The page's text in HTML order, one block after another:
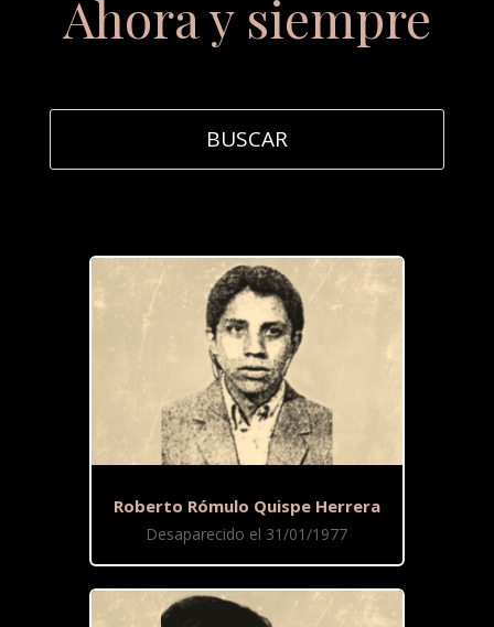
Ahora y siempre
Roberto Rómulo Quispe Herrera
Desaparecido el 31/01/1977